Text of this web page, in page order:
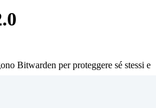
Bitwarden per proteggere sé stessi e